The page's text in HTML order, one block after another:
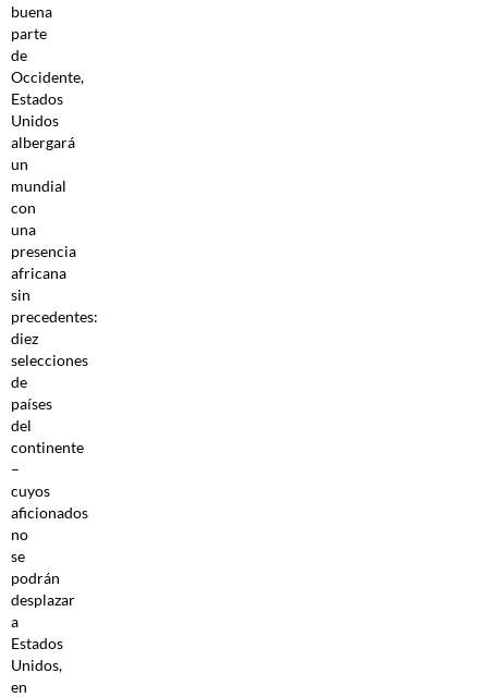
buena
parte
de
Occidente,
Estados
Unidos
albergará
un
mundial
con
una
presencia
africana
sin
precedentes:
diez
selecciones
de
países
del
continente
–
cuyos
aficionados
no
se
podrán
desplazar
a
Estados
Unidos,
en